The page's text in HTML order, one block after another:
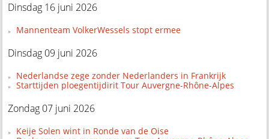
Dinsdag 16 juni 2026
Mannenteam VolkerWessels stopt ermee
Dinsdag 09 juni 2026
Nederlandse zege zonder Nederlanders in Frankrijk
Starttijden ploegentijdirit Tour Auvergne-Rhône-Alpes
Zondag 07 juni 2026
Keije Solen wint in Ronde van de Oise